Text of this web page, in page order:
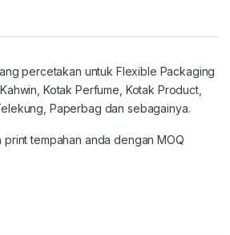
percetakan untuk Flexible Packaging
Kotak Perfume, Kotak Product,
Paperbag dan sebagainya.
tempahan anda dengan MOQ